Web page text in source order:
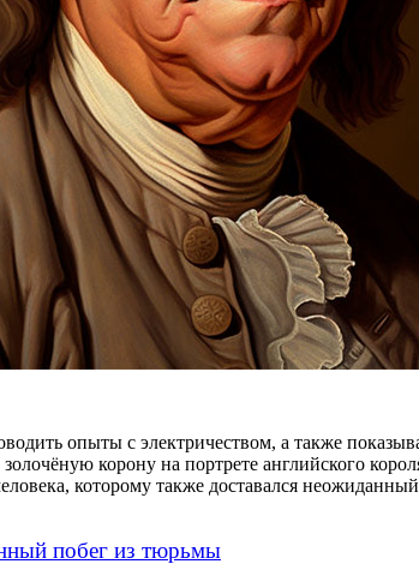
опыты с электричеством, а также
золочёную корону на портрете английского
которому также доставался
побег из тюрьмы